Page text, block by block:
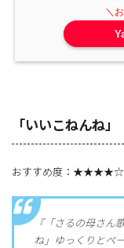
「いいこねんね」
おすすめ度：★★★★☆
『「さるの母さん
ね」ゆっくりとペ